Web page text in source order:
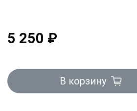
5 250 ₽
В корзину